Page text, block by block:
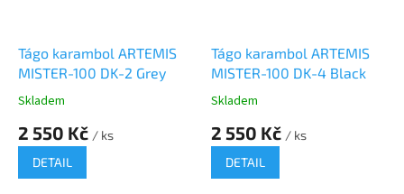
Tágo karambol ARTEMIS
MISTER-100 DK-2 Grey
Skladem
2 550 Kč / ks
DETAIL
Tágo karambol ARTEMIS
MISTER-100 DK-4 Black
Skladem
2 550 Kč / ks
DETAIL